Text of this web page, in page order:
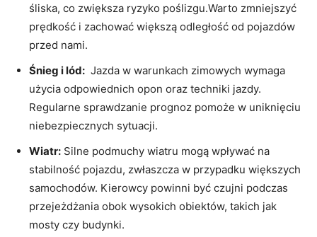
śliska, co zwiększa ​ryzyko poślizgu.Warto zmniejszyć‌
prędkość i zachować większą ‍odległość ⁣od pojazdów
przed ⁣nami.
Śnieg ⁢i‌ lód: ‌ Jazda w warunkach zimowych⁣ wymaga
użycia odpowiednich ⁢opon oraz techniki jazdy.⁣
Regularne⁤ sprawdzanie prognoz ‌pomoże⁣ w uniknięciu
niebezpiecznych sytuacji.
Wiatr: Silne podmuchy‌ wiatru mogą wpływać na
stabilność pojazdu, zwłaszcza w ⁤przypadku większych
samochodów. Kierowcy powinni ​być czujni⁢ podczas
przejeżdżania obok wysokich obiektów, ⁣takich jak‍
mosty czy‌ budynki.